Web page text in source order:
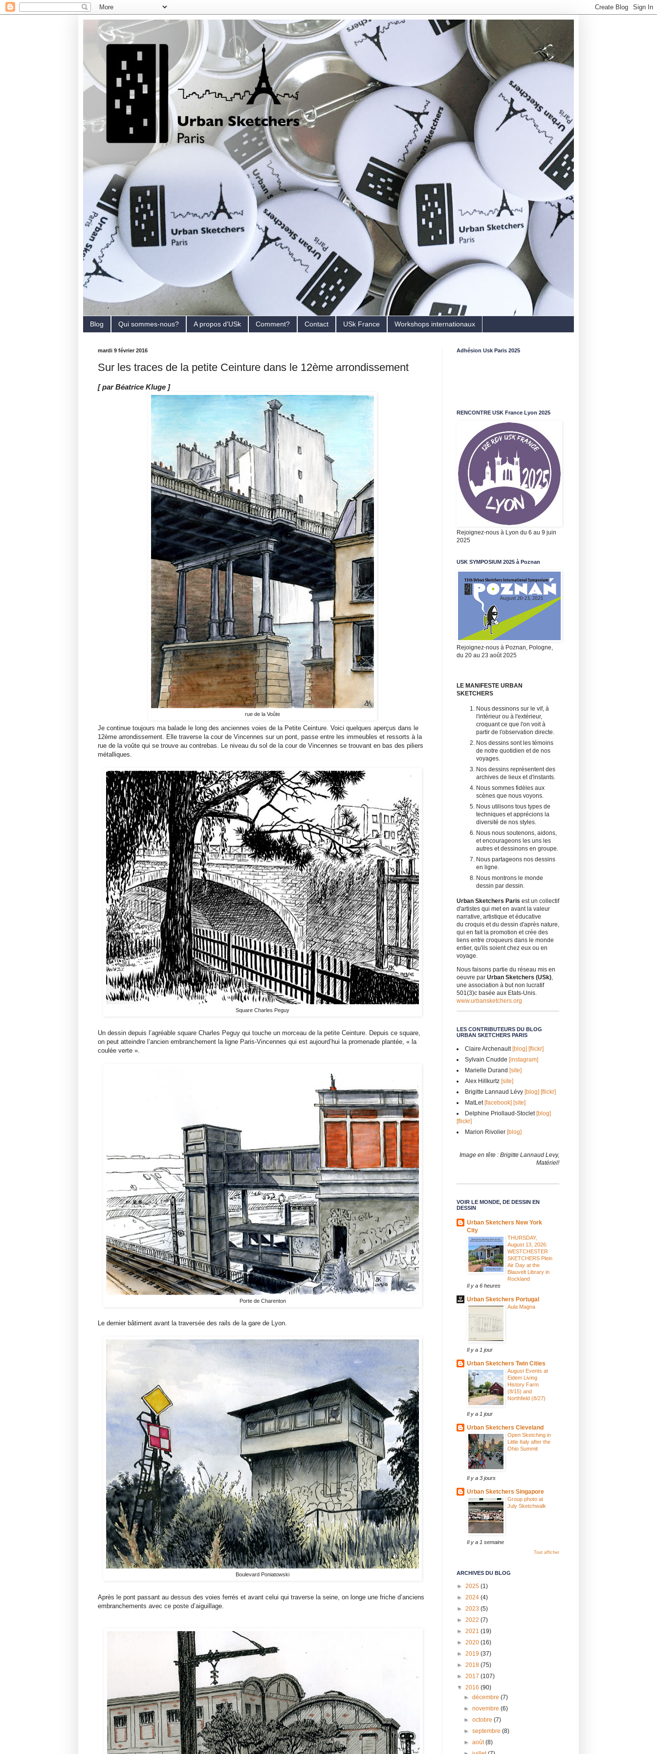
Blog Qui sommes-nous? A propos d'USk Comment? Contact USk France Workshops internationaux
mardi 9 février 2016
Sur les traces de la petite Ceinture dans le 12ème arrondissement
[ par Béatrice Kluge ]
rue de la Voûte
Je continue toujours ma balade le long des anciennes voies de la Petite Ceinture. Voici quelques aperçus dans le
12ème arrondissement. Elle traverse la cour de Vincennes sur un pont, passe entre les immeubles et ressorts à la
rue de la voûte qui se trouve au contrebas. Le niveau du sol de la cour de Vincennes se trouvant en bas des piliers
métalliques.
Square Charles Peguy
Un dessin depuis l’agréable square Charles Peguy qui touche un morceau de la petite Ceinture. Depuis ce square,
on peut atteindre l’ancien embranchement la ligne Paris-Vincennes qui est aujourd’hui la promenade plantée, « la
coulée verte ».
Porte de Charenton
Le dernier bâtiment avant la traversée des rails de la gare de Lyon.
Boulevard Poniatowski
Après le pont passant au dessus des voies ferrés et avant celui qui traverse la seine, on longe une friche d’anciens
embranchements avec ce poste d’aiguillage.
Adhésion Usk Paris 2025
RENCONTRE USK France Lyon 2025
Rejoignez-nous à Lyon du 6 au 9 juin
2025
USK SYMPOSIUM 2025 à Poznan
Rejoignez-nous à Poznan, Pologne,
du 20 au 23 août 2025
LE MANIFESTE URBAN
SKETCHERS
Nous dessinons sur le vif, à
l'intérieur ou à l'extérieur,
croquant ce que l'on voit à
partir de l'observation directe.
Nos dessins sont les témoins
de notre quotidien et de nos
voyages.
Nos dessins représentent des
archives de lieux et d'instants.
Nous sommes fidèles aux
scènes que nous voyons.
Nous utilisons tous types de
techniques et apprécions la
diversité de nos styles.
Nous nous soutenons, aidons,
et encourageons les uns les
autres et dessinons en groupe.
Nous partageons nos dessins
en ligne.
Nous montrons le monde
dessin par dessin.
Urban Sketchers Paris est un collectif
d'artistes qui met en avant la valeur
narrative, artistique et éducative
du croquis et du dessin d'après nature,
qui en fait la promotion et crée des
liens entre croqueurs dans le monde
entier, qu'ils soient chez eux ou en
voyage.
Nous faisons partie du réseau mis en
oeuvre par Urban Sketchers (USk)
une association à but non lucratif
501(3)c basée aux Etats-Unis.
www.urbansketchers.org
LES CONTRIBUTEURS DU BLOG
URBAN SKETCHERS PARIS
Claire Archenault[blog] [flickr]
Sylvain Cnudde [instagram]
Marielle Durand [site]
Alex Hillkurtz [site]
Brigitte Lannaud Lévy [blog] [flickr]
MatLet[facebook] [site]
Delphine Priollaud-Stoclet[blog]
[flickr]
Marion Rivolier [blog]
Image en tête : Brigitte Lannaud Levy,
Matériel!
VOIR LE MONDE, DE DESSIN EN
DESSIN
Urban Sketchers New York
City
THURSDAY,
August 13, 2026:
WESTCHESTER
SKETCHERS Plein
Air Day at the
Blauvelt Library in
Rockland
Il y a 6 heures
Urban Sketchers Portugal
Aula Magna
Il y a 1 jour
Urban Sketchers Twin Cities
August Events at
Eidem Living
History Farm
(8/15) and
Northfield (8/27)
Il y a 1 jour
Urban Sketchers Cleveland
Open Sketching in
Little Italy after the
Ohio Summit
Il y a 3 jours
Urban Sketchers Singapore
Group photo at
July Sketchwalk
Il y a 1 semaine
Tout afficher
ARCHIVES DU BLOG
► 2025 (1)
► 2024 (4)
► 2023 (5)
► 2022 (7)
► 2021 (19)
► 2020 (16)
► 2019 (37)
► 2018 (75)
► 2017 (107)
▼ 2016 (90)
►décembre(7)
►novembre(6)
►octobre(7)
►septembre(8)
►août(8)